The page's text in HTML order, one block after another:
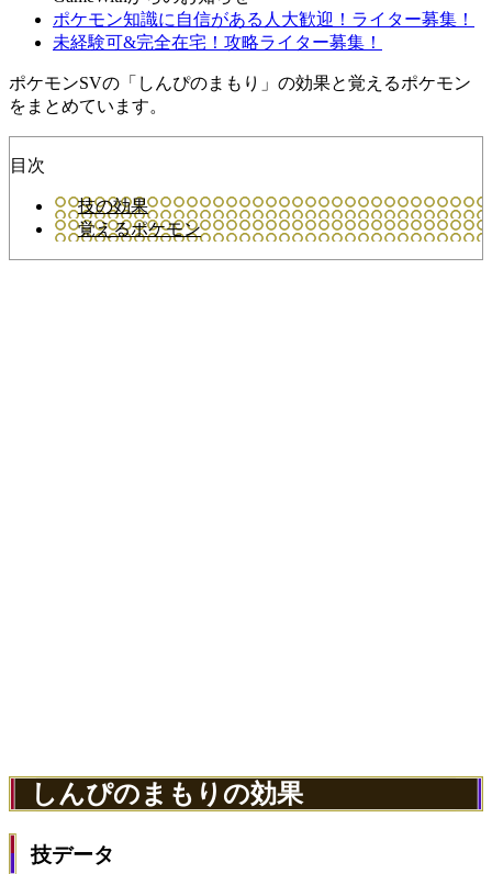
ポケモン知識に自信がある人大歓迎！ライター募集！
未経験可&完全在宅！攻略ライター募集！
ポケモンSVの「しんぴのまもり」の効果と覚えるポケモン
をまとめています。
目次
技の効果
覚えるポケモン
しんぴのまもりの効果
技データ